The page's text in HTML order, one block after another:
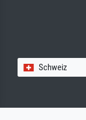
Schweiz